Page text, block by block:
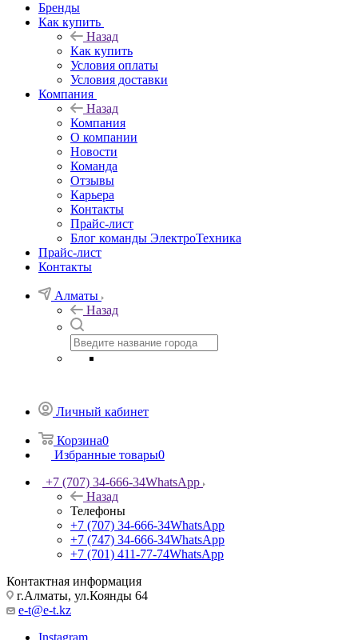
Бренды
Как купить
Назад
Как купить
Условия оплаты
Условия доставки
Компания
Назад
Компания
О компании
Новости
Команда
Отзывы
Карьера
Контакты
Прайс-лист
Блог команды ЭлектроТехника
Прайс-лист
Контакты
Алматы
Назад
Личный кабинет
Корзина0
Избранные товары0
+7 (707) 34-666-34WhatsApp
Назад
Телефоны
+7 (707) 34-666-34WhatsApp
+7 (747) 34-666-34WhatsApp
+7 (701) 411-77-74WhatsApp
Контактная информация
г.Алматы, ул.Коянды 64
e-t@e-t.kz
Instagram